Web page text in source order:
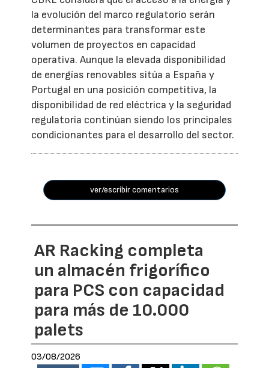
la evolución del marco regulatorio serán
determinantes para transformar este
volumen de proyectos en capacidad
operativa. Aunque la elevada disponibilidad
de energías renovables sitúa a España y
Portugal en una posición competitiva, la
disponibilidad de red eléctrica y la seguridad
regulatoria continúan siendo los principales
condicionantes para el desarrollo del sector.
ver/escribir comentarios
AR Racking completa
un almacén frigorífico
para PCS con capacidad
para más de 10.000
palets
03/08/2026